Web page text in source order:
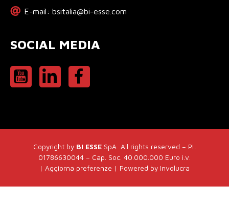
E-mail: bsitalia@bi-esse.com
SOCIAL MEDIA
Copyright by BI ESSESpA All rights reserved – PI:
01786630044 – Cap. Soc. 40.000.000 Euro i.v.
| Aggiorna preferenze | Powered by Involucra